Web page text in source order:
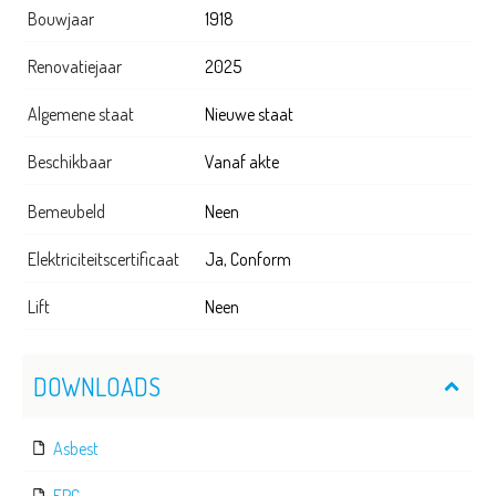
Bouwjaar 1918
Renovatiejaar 2025
Algemene staat Nieuwe staat
Beschikbaar Vanaf akte
Bemeubeld Neen
Elektriciteitscertificaat Ja, Conform
Lift Neen
DOWNLOADS
Asbest